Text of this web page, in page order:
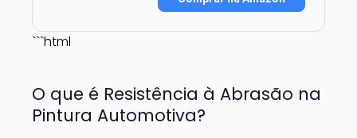
```html
O que é Resistência à Abrasão na
Pintura Automotiva?